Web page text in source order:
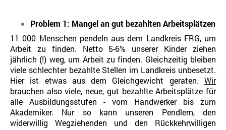
Problem 1: Mangel an gut bezahlten Arbeitsplätzen
11 000 Menschen pendeln aus dem Landkreis FRG, um
Arbeit zu finden. Netto 5-6% unserer Kinder ziehen
jährlich (!) weg, um Arbeit zu finden. Gleichzeitig bleiben
viele schlechter bezahlte Stellen im Landkreis unbesetzt.
Hier ist etwas aus dem Gleichgewicht geraten. Wir
brauchen also viele, neue, gut bezahlte Arbeitsplätze für
alle Ausbildungsstufen - vom Handwerker bis zum
Akademiker. Nur so kann unseren Pendlern, den
widerwillig Wegziehenden und den Rückkehrwilligen